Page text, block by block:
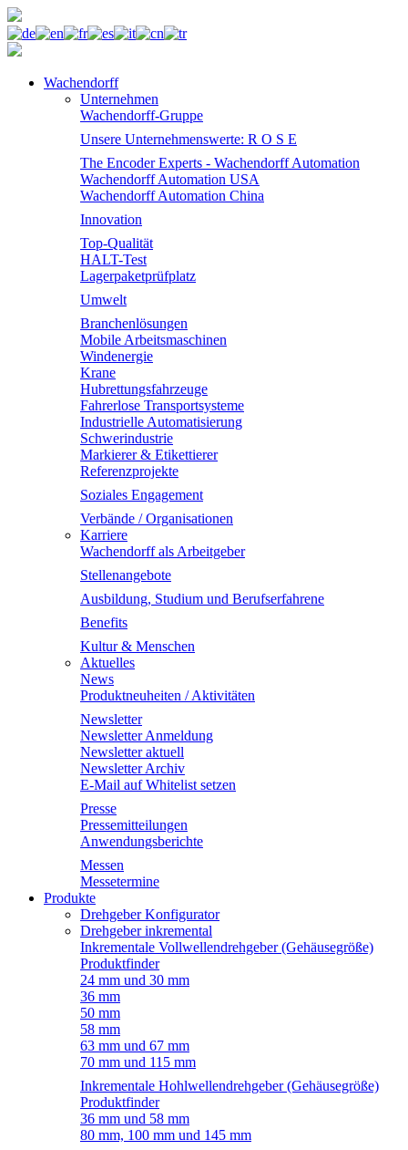
Wachendorff
Unternehmen
Wachendorff-Gruppe
Unsere Unternehmenswerte: R O S E
The Encoder Experts - Wachendorff Automation
Wachendorff Automation USA
Wachendorff Automation China
Innovation
Top-Qualität
HALT-Test
Lagerpaketprüfplatz
Umwelt
Branchenlösungen
Mobile Arbeitsmaschinen
Windenergie
Krane
Hubrettungsfahrzeuge
Fahrerlose Transportsysteme
Industrielle Automatisierung
Schwerindustrie
Markierer & Etikettierer
Referenzprojekte
Soziales Engagement
Verbände / Organisationen
Karriere
Wachendorff als Arbeitgeber
Stellenangebote
Ausbildung, Studium und Berufserfahrene
Benefits
Kultur & Menschen
Aktuelles
News
Produktneuheiten / Aktivitäten
Newsletter
Newsletter Anmeldung
Newsletter aktuell
Newsletter Archiv
E-Mail auf Whitelist setzen
Presse
Pressemitteilungen
Anwendungsberichte
Messen
Messetermine
Produkte
Drehgeber Konfigurator
Drehgeber inkremental
Inkrementale Vollwellendrehgeber (Gehäusegröße)
Produktfinder
24 mm und 30 mm
36 mm
50 mm
58 mm
63 mm und 67 mm
70 mm und 115 mm
Inkrementale Hohlwellendrehgeber (Gehäusegröße)
Produktfinder
36 mm und 58 mm
80 mm, 100 mm und 145 mm